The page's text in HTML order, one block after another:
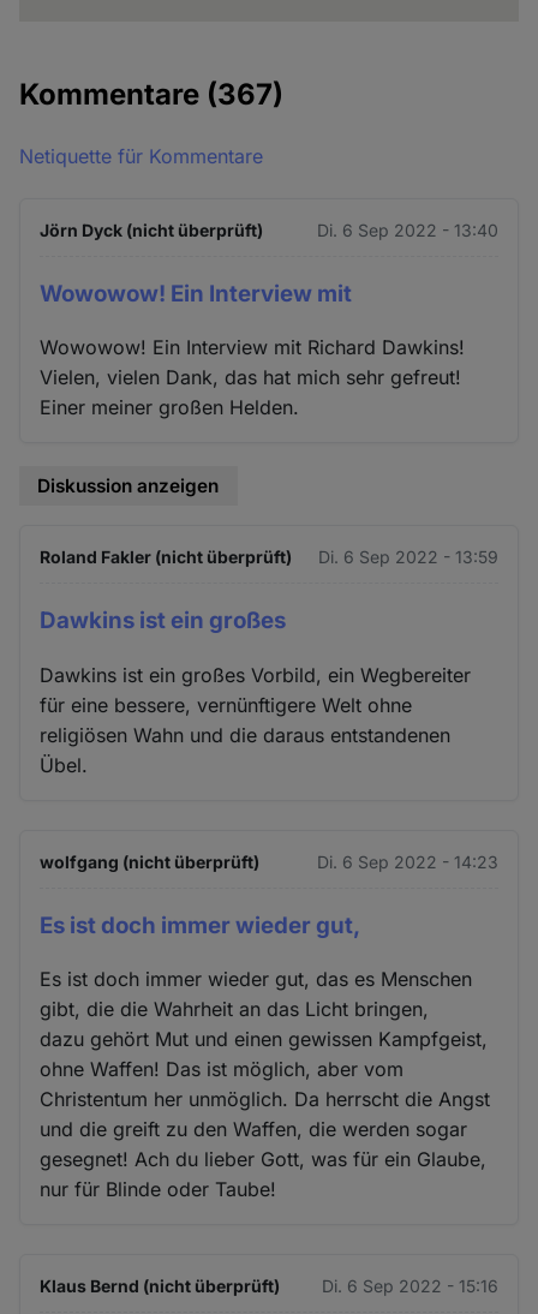
Kommentare (367)
Netiquette für Kommentare
Jörn Dyck (nicht überprüft) Di. 6 Sep 2022 - 13:40
Wowowow! Ein Interview mit
Wowowow! Ein Interview mit Richard Dawkins!
Vielen, vielen Dank, das hat mich sehr gefreut!
Einer meiner großen Helden.
Diskussion anzeigen
Roland Fakler (nicht überprüft) Di. 6 Sep 2022 - 13:59
Dawkins ist ein großes
Dawkins ist ein großes Vorbild, ein Wegbereiter
für eine bessere, vernünftigere Welt ohne
religiösen Wahn und die daraus entstandenen
Übel.
wolfgang (nicht überprüft) Di. 6 Sep 2022 - 14:23
Es ist doch immer wieder gut,
Es ist doch immer wieder gut, das es Menschen
gibt, die die Wahrheit an das Licht bringen,
dazu gehört Mut und einen gewissen Kampfgeist,
ohne Waffen! Das ist möglich, aber vom
Christentum her unmöglich. Da herrscht die Angst
und die greift zu den Waffen, die werden sogar
gesegnet! Ach du lieber Gott, was für ein Glaube,
nur für Blinde oder Taube!
Klaus Bernd (nicht überprüft) Di. 6 Sep 2022 - 15:16